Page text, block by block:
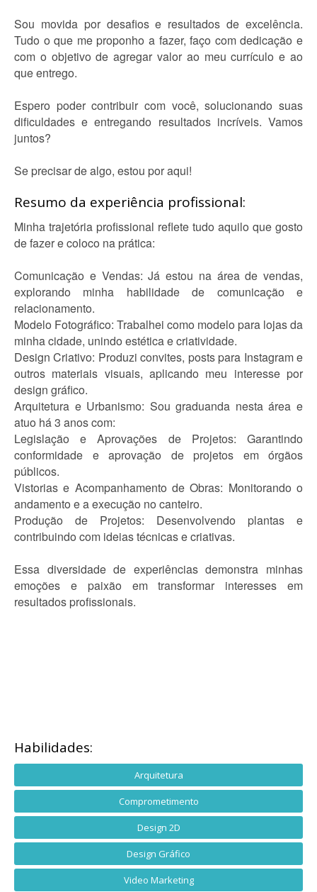
Sou movida por desafios e resultados de excelência.
Tudo o que me proponho a fazer, faço com dedicação e
com o objetivo de agregar valor ao meu currículo e ao
que entrego.
Espero poder contribuir com você, solucionando suas
dificuldades e entregando resultados incríveis. Vamos
juntos?
Se precisar de algo, estou por aqui!
Resumo da experiência profissional:
Minha trajetória profissional reflete tudo aquilo que gosto
de fazer e coloco na prática:
Comunicação e Vendas: Já estou na área de vendas,
explorando minha habilidade de comunicação e
relacionamento.
Modelo Fotográfico: Trabalhei como modelo para lojas da
minha cidade, unindo estética e criatividade.
Design Criativo: Produzi convites, posts para Instagram e
outros materiais visuais, aplicando meu interesse por
design gráfico.
Arquitetura e Urbanismo: Sou graduanda nesta área e
atuo há 3 anos com:
Legislação e Aprovações de Projetos: Garantindo
conformidade e aprovação de projetos em órgãos
públicos.
Vistorias e Acompanhamento de Obras: Monitorando o
andamento e a execução no canteiro.
Produção de Projetos: Desenvolvendo plantas e
contribuindo com ideias técnicas e criativas.
Essa diversidade de experiências demonstra minhas
emoções e paixão em transformar interesses em
resultados profissionais.
Habilidades:
Arquitetura
Comprometimento
Design 2D
Design Gráfico
Video Marketing